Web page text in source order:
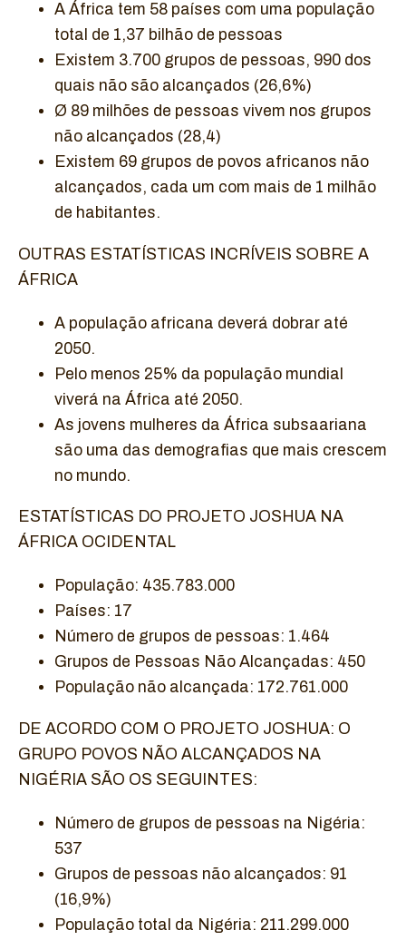
A África tem 58 países com uma população
total de 1,37 bilhão de pessoas
Existem 3.700 grupos de pessoas, 990 dos
quais não são alcançados (26,6%)
Ø 89 milhões de pessoas vivem nos grupos
não alcançados (28,4)
Existem 69 grupos de povos africanos não
alcançados, cada um com mais de 1 milhão
de habitantes.
OUTRAS ESTATÍSTICAS INCRÍVEIS SOBRE A
ÁFRICA
A população africana deverá dobrar até
2050.
Pelo menos 25% da população mundial
viverá na África até 2050.
As jovens mulheres da África subsaariana
são uma das demografias que mais crescem
no mundo.
ESTATÍSTICAS DO PROJETO JOSHUA NA
ÁFRICA OCIDENTAL
População: 435.783.000
Países: 17
Número de grupos de pessoas: 1.464
Grupos de Pessoas Não Alcançadas: 450
População não alcançada: 172.761.000
DE ACORDO COM O PROJETO JOSHUA: O
GRUPO POVOS NÃO ALCANÇADOS NA
NIGÉRIA SÃO OS SEGUINTES:
Número de grupos de pessoas na Nigéria:
537
Grupos de pessoas não alcançados: 91
(16,9%)
População total da Nigéria: 211.299.000